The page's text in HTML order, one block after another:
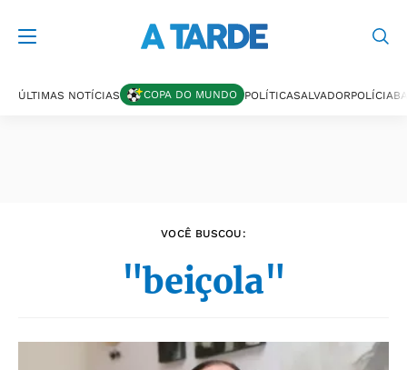
ÚLTIMAS NOTÍCIAS COPA DO MUNDO POLÍTICASALVADORPOLÍCIA
VOCÊ BUSCOU:
"beiçola"